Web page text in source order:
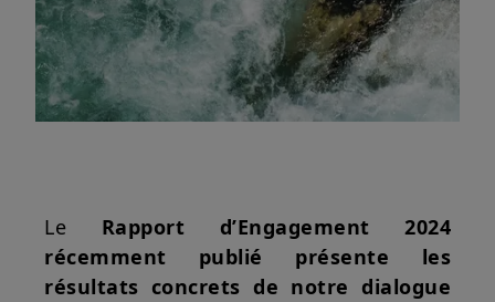
Le Rapport d’Engagement 2024
récemment publié présente les
résultats concrets de notre dialogue